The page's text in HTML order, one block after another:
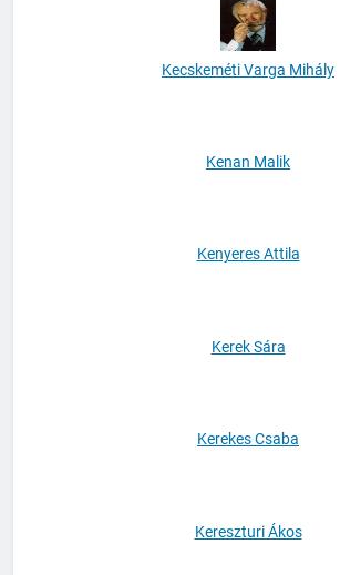
Kecskeméti Varga Mihály
Kenan Malik
Kenyeres Attila
Kerek Sára
Kerekes Csaba
Kereszturi Ákos